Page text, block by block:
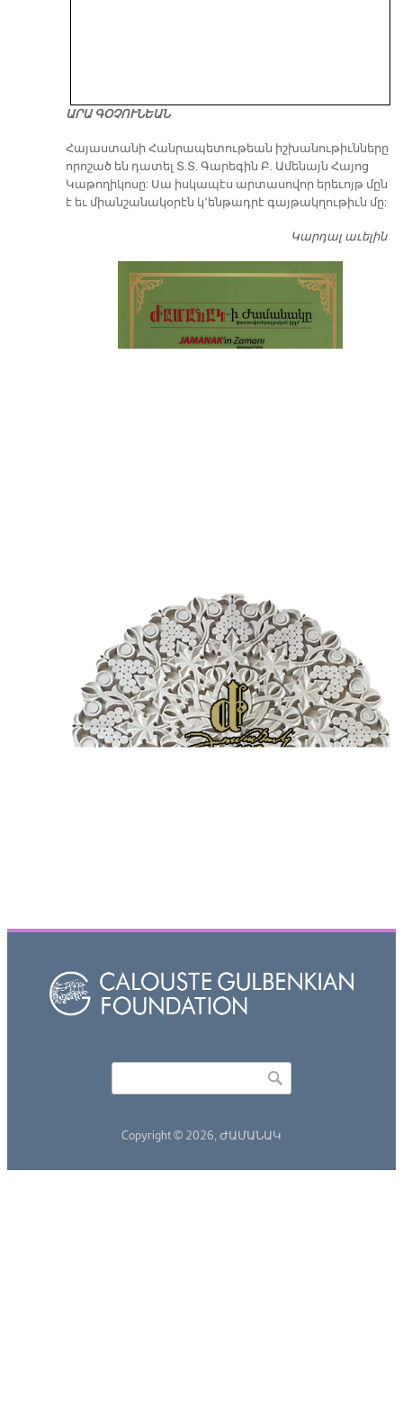
ԱՐԱ ԳՕՉՈՒՆԵԱՆ
​Հայաստանի Հանրապետութեան իշխանութիւնները
որոշած են դատել Տ.Տ. Գարեգին Բ. Ամենայն Հայոց
Կաթողիկոսը: Սա իսկապէս արտասովոր երեւոյթ մըն
է եւ միանշանակօրէն կ՚ենթադրէ գայթակղութիւն մը:
Կարդալ աւելին
Copyright © 2026, ԺԱՄԱՆԱԿ